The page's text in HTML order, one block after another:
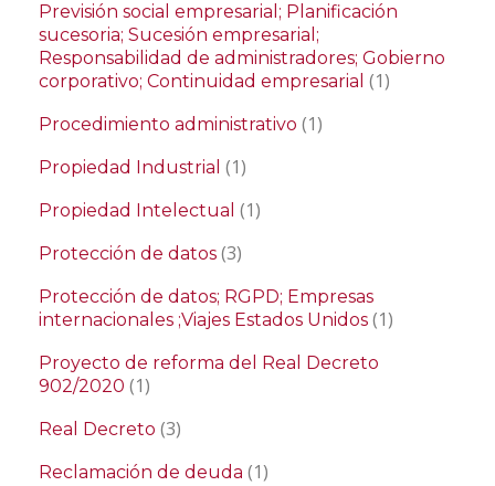
Previsión social empresarial; Planificación
sucesoria; Sucesión empresarial;
Responsabilidad de administradores; Gobierno
corporativo; Continuidad empresarial (1)
Procedimiento administrativo (1)
Propiedad Industrial (1)
Propiedad Intelectual (1)
Protección de datos (3)
Protección de datos; RGPD; Empresas
internacionales ;Viajes Estados Unidos (1)
Proyecto de reforma del Real Decreto
902/2020 (1)
Real Decreto (3)
Reclamación de deuda (1)